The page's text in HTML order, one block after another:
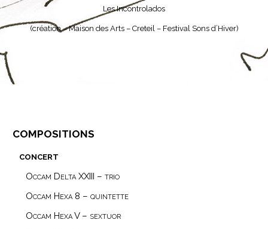
Les Incontrolados
(création – Maison des Arts – Creteil – Festival Sons d’Hiver)
compositions
concert
Occam Hexa V – sextuor
Occam Hexa 8 – quintette
Occam Delta XXIII – trio